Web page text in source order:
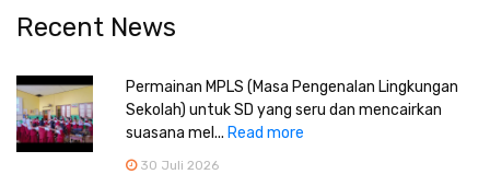
Recent News
Permainan MPLS (Masa Pengenalan Lingkungan
Sekolah) untuk SD yang seru dan mencairkan
suasana mel... Read more
30 Juli 2026